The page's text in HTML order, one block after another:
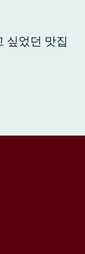
싶었던 맛집